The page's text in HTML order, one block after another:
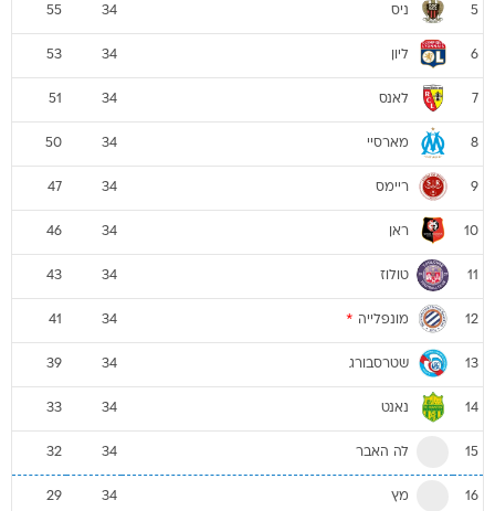
5 ניס 34
55
6 ליון 34
53
7 לאנס 34
51
8 מארסיי 34
50
9 ריימס 34
47
10 ראן 34
46
11 טולוז 34
43
12 מונפלייה *
34
41
13 שטרסבורג 34
39
14 נאנט 34
33
15 לה האבר 34
32
16 מץ 34
29